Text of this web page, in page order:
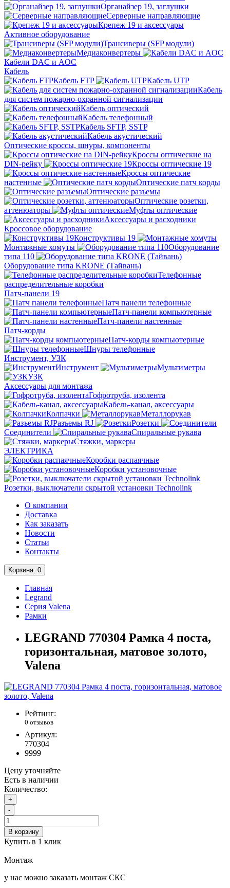
Органайзер 19, заглушки
Серверные направляющие
Крепеж 19 и аксессуары
Активное оборудование
Трансиверы (SFP модули)
Медиаконвертеры
Кабели DAC и AOC
Кабель
Кабель FTP
Кабель UTP
Кабель
для систем пожарно-охранной сигнализации
Кабель оптический
Кабель телефонный
Кабель SFTP, SSTP
Кабель акустический
Оптические кроссы, шнуры, компоненты
Кроссы оптические на
DIN-рейку
Кроссы оптические 19
Кроссы оптические
настенные
Оптические патч корды
Оптические разъемы
Оптические розетки,
аттенюаторы
Муфты оптические
Аксессуары и расходники
Кроссовое оборудование
Конструктивы 19
Монтажные хомуты
Оборудование
типа 110
Оборудование типа KRONE (Тайвань)
Телефонные
распределительные коробки
Патч-панели 19
Патч панели телефонные
Патч-панели компьютерные
Патч-панели настенные
Патч-корды
Патч-корды компьютерные
Шнуры телефонные
Инструмент, УЗК
Инструмент
Мультиметры
УЗК
Аксессуары для монтажа
Гофротруба, изолента
Кабель-канал, аксессуары
Колпачки
Металлорукав
Разъемы RJ
Розетки
Соединители
Спиральные рукава
Стяжки, маркеры
ЭЛЕКТРИКА
Коробки распаячные
Коробки установочные
Розетки, выключатели скрытой установки Technolink
О компании
Доставка
Как заказать
Новости
Статьи
Контакты
Корзина: 0
Главная
Legrand
Серия Valena
Рамки
LEGRAND 770304 Рамка 4 поста,
горизонтальная, матовое золото,
Valena
Рейтинг:
0 отзывов
Артикул:
770304
9999
Цену уточняйте
Есть в наличии
Количество:
+
-
В корзину
Купить в 1 клик
Монтаж
у нас можно заказать монтаж СКС